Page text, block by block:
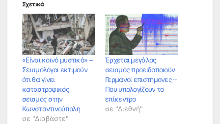
Σχετικά
«Είναι κοινό μυστικό» –
Σεισμολόγοι εκτιμούν
ότι θα γίνει
καταστροφικός
σεισμός στην
Κωνσταντινούπολη
σε "Διαβάστε"
Έρχεται μεγάλος
σεισμός προειδοποιούν
Γερμανοί επιστήμονες –
Που υπολογίζουν το
επίκεντρο
σε "Διεθνή"